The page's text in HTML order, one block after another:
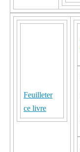
Feuilleter
ce livre